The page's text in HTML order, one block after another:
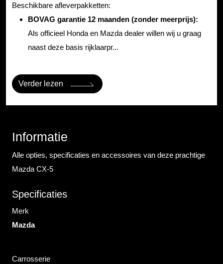
Beschikbare afleverpakketten:
BOVAG garantie 12 maanden (zonder meerprijs):
Als officieel Honda en Mazda dealer willen wij u graag
naast deze basis rijklaarpr...
Verder lezen
Informatie
Alle opties, specificaties en accessoires van deze prachtige
Mazda CX-5
Specificaties
Merk
Mazda
Carrosserie